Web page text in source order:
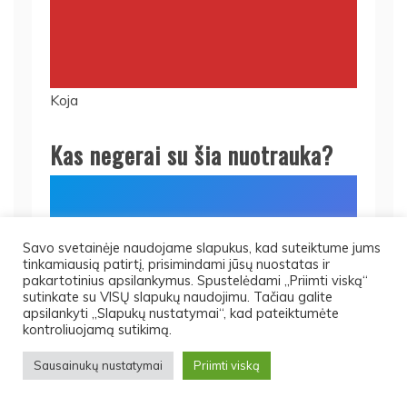
Koja
Kas negerai su šia nuotrauka?
Savo svetainėje naudojame slapukus, kad suteiktume jums
tinkamiausią patirtį, prisimindami jūsų nuostatas ir
pakartotinius apsilankymus. Spustelėdami „Priimti viską“
sutinkate su VISŲ slapukų naudojimu. Tačiau galite
apsilankyti „Slapukų nustatymai“, kad pateiktumėte
kontroliuojamą sutikimą.
Sausainukų nustatymai Priimti viską